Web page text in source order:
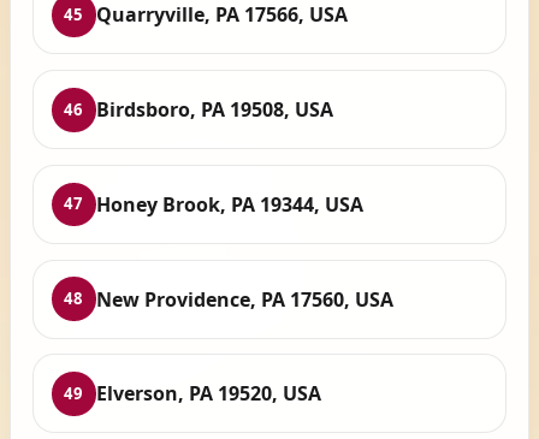
45 Quarryville, PA 17566, USA
46 Birdsboro, PA 19508, USA
47 Honey Brook, PA 19344, USA
48 New Providence, PA 17560, USA
49 Elverson, PA 19520, USA